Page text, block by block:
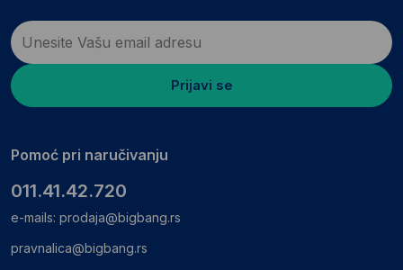
Prijavi se
Pomoć pri naručivanju
011.41.42.720
e-mails: prodaja@bigbang.rs
pravnalica@bigbang.rs